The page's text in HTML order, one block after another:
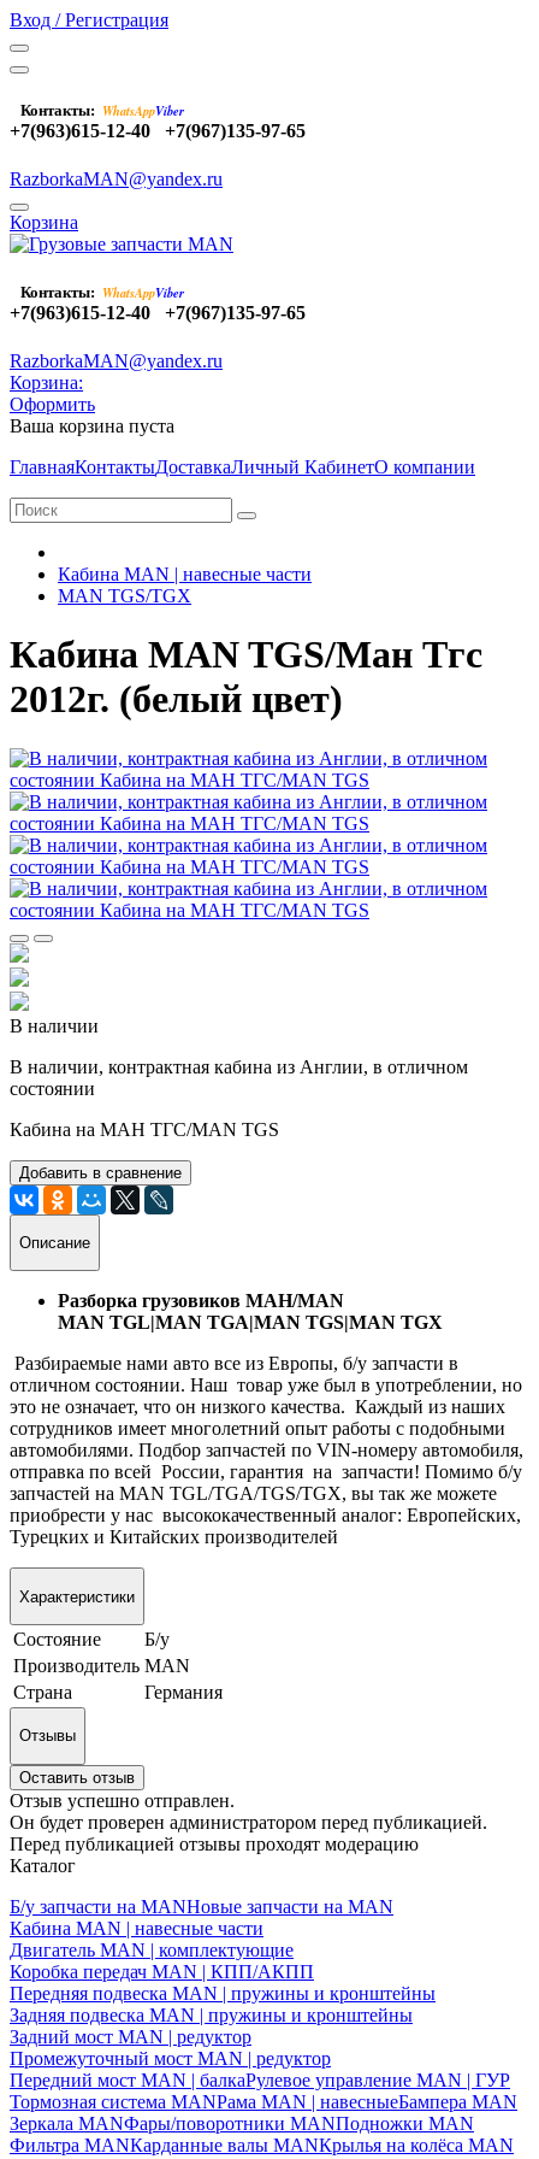
Вход / Регистрация
Контакты: WhatsAppViber
+7(963)615-12-40 +7(967)135-97-65
RazborkaMAN@yandex.ru
Корзина
Контакты: WhatsAppViber
+7(963)615-12-40 +7(967)135-97-65
RazborkaMAN@yandex.ru
Корзина:
Оформить
Ваша корзина пуста
ГлавнаяКонтактыДоставкаЛичный КабинетО компании
Кабина MAN | навесные части
MAN TGS/TGX
Кабина MAN TGS/Ман Тгс
2012г. (белый цвет)
В наличии
В наличии, контрактная кабина из Англии, в отличном
состоянии
Кабина на МАН ТГС/MAN TGS
Добавить в сравнение
Описание
Разборка грузовиков МАН/MAN
MAN TGL|MAN TGA|MAN TGS|MAN TGX
Разбираемые нами авто все из Европы, б/у запчасти в
отличном состоянии. Наш товар уже был в употреблении, но
это не означает, что он низкого качества. Каждый из наших
сотрудников имеет многолетний опыт работы с подобными
автомобилями. Подбор запчастей по VIN-номеру автомобиля,
отправка по всей России, гарантия на запчасти! Помимо б/у
запчастей на MAN TGL/TGA/TGS/TGX, вы так же можете
приобрести у нас высококачественный аналог: Европейских,
Турецких и Китайских производителей
Характеристики
Состояние
Б/у
Производитель MAN
Страна
Германия
Отзывы
Оставить отзыв
Отзыв успешно отправлен.
Он будет проверен администратором перед публикацией.
Перед публикацией отзывы проходят модерацию
Каталог
Б/у запчасти на MANНовые запчасти на MAN
Кабина MAN | навесные части
Двигатель MAN | комплектующие
Коробка передач MAN | КПП/АКПП
Передняя подвеска MAN | пружины и кронштейны
Задняя подвеска MAN | пружины и кронштейны
Задний мост MAN | редуктор
Промежуточный мост MAN | редуктор
Передний мост MAN | балкаРулевое управление MAN | ГУР
Тормозная система MANРама MAN | навесныеБампера MAN
Зеркала MANФары/поворотники MANПодножки MAN
Фильтра MANКарданные валы MANКрылья на колёса MAN